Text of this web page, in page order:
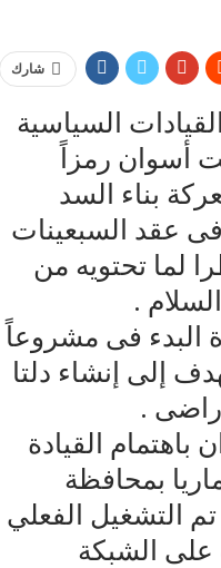
شارك
السياسية
أسوان رمزاً
بناء السد
عقد السبعينات
لما تحتويه من
.
البدء فى مشروعاً
إلى إنشاء دلتا
.
أسوان باهتمام القيادة
بمحافظة
التشغيل الفعلي
على الشبكة